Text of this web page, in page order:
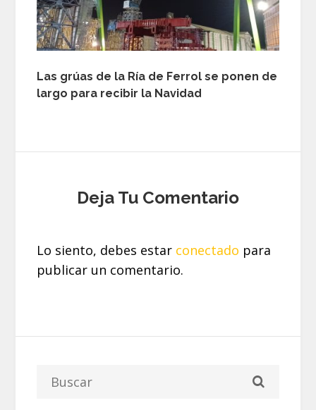
Las grúas de la Ría de Ferrol se ponen de
largo para recibir la Navidad
Deja Tu Comentario
Lo siento, debes estar conectado para
publicar un comentario.